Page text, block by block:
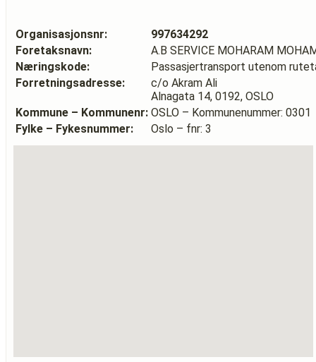
Organisasjonsnr:
997634292
Foretaksnavn:
A.B SERVICE MOHARAM
Næringskode:
Passasjertransport utenom
Forretningsadresse:
c/o Akram Ali
Alnagata 14, 0192, OSLO
Kommune – Kommunenr: OSLO – Kommunenummer: 0301
Fylke – Fykesnummer:
Oslo – fnr: 3